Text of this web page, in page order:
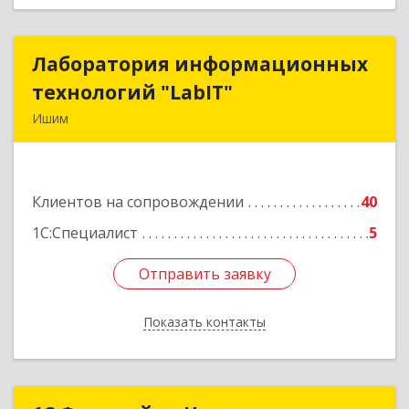
Лаборатория информационных
технологий "LabIT"
Ишим
Клиентов на сопровождении
40
1С:Специалист
5
Отправить заявку
Показать контакты
Лаборатория информационных
технологий "LabIT"
Подробнее
Отправить заявку
Назад